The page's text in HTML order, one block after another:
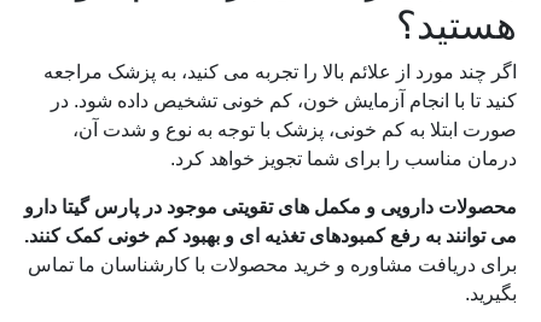
هستید؟
اگر چند مورد از علائم بالا را تجربه می کنید، به پزشک مراجعه
کنید تا با انجام آزمایش خون، کم خونی تشخیص داده شود. در
صورت ابتلا به کم خونی، پزشک با توجه به نوع و شدت آن،
درمان مناسب را برای شما تجویز خواهد کرد.
محصولات دارویی و مکمل های تقویتی موجود در پارس گیتا دارو
می توانند به رفع کمبودهای تغذیه ای و بهبود کم خونی کمک کنند.
برای دریافت مشاوره و خرید محصولات با کارشناسان ما تماس
بگیرید.